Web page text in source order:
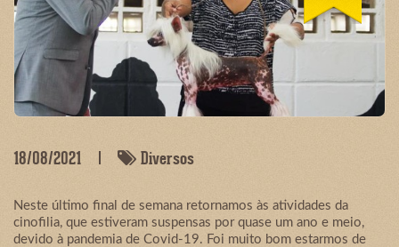
18/08/2021 Diversos
Neste último final de semana retornamos às atividades da
cinofilia, que estiveram suspensas por quase um ano e meio,
devido à pandemia de Covid-19. Foi muito bom estarmos de